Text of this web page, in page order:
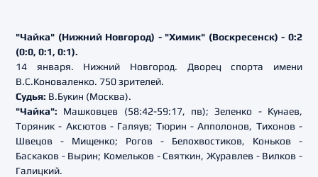
"Чайка" (Нижний Новгород) - "Химик" (Воскресенск) - 0:2
(0:0, 0:1, 0:1).
14 января. Нижний Новгород. Дворец спорта имени
В.С.Коноваленко. 750 зрителей.
Судья: В.Букин (Москва).
"Чайка": Машковцев (58:42-59:17, пв); Зеленко - Кунаев,
Торяник - Аксютов - Галяув; Тюрин - Апполонов, Тихонов -
Швецов - Мищенко; Рогов - Белохвостиков, Коньков -
Баскаков - Вырин; Комельков - Святкин, Журавлев - Вилков -
Галицкий.